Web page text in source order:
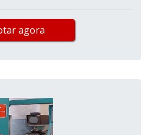
agora